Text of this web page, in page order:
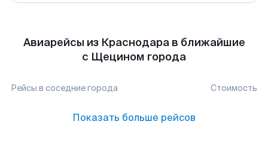
Авиарейсы из Краснодара в ближайшие
с Щецином города
Рейсы в соседние города Стоимость
Показать больше рейсов